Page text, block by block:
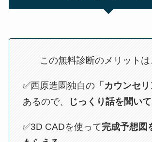
この無料診断のメリットは
✅西原造園独自の 「カウンセリ
あるので、
じっくり話を聞い
✅3D CADを使って完成予想図